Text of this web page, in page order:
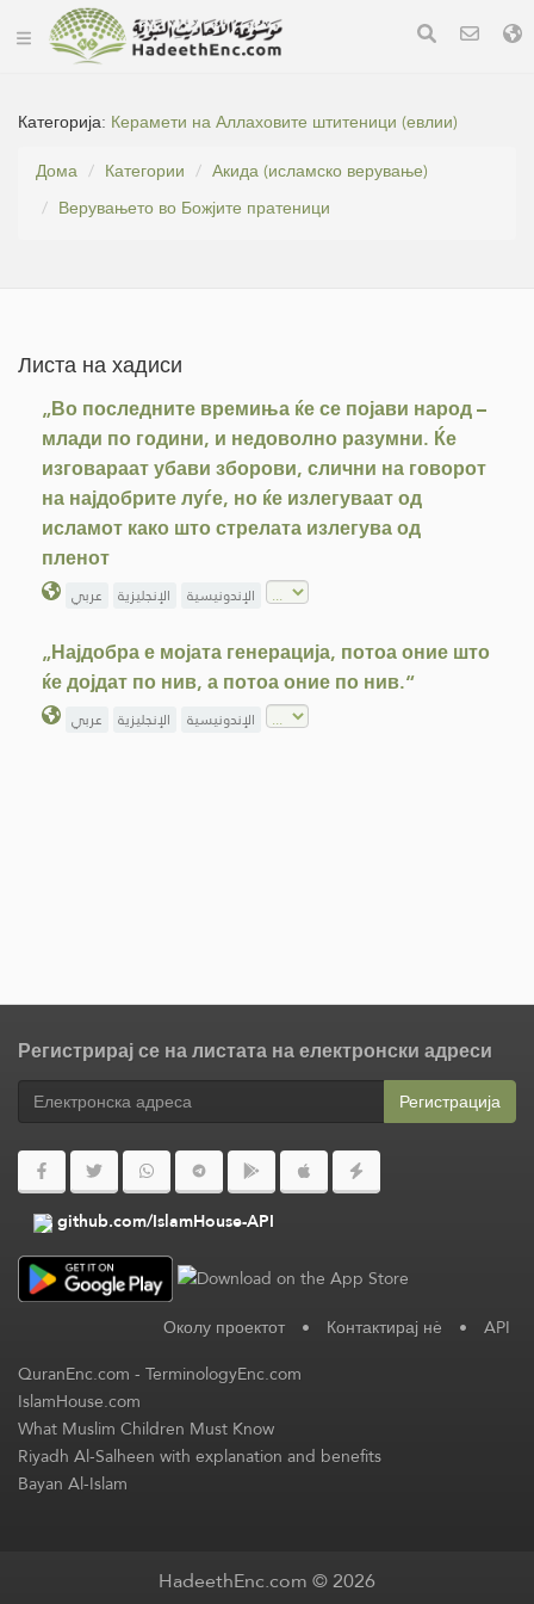
Категорија: Керамети на Аллаховите штитеници (евлии)
Дома
Категории
Акида (исламско верување)
Верувањето во Божјите пратеници
Листа на хадиси
„Во последните времиња ќе се појави народ –
млади по години, и недоволно разумни. Ќе
изговараат убави зборови, слични на говорот
на најдобрите луѓе, но ќе излегуваат од
исламот како што стрелата излегува од
пленот
عربي الإنجليزية الإندونيسية
„Најдобра е мојата генерација, потоа оние што
ќе дојдат по нив, а потоа оние по нив.“
عربي الإنجليزية الإندونيسية
Регистрирај се на листата на електронски адреси
Регистрација
github.com/IslamHouse-API
Околу проектот • Контактирај нè • API
QuranEnc.com-TerminologyEnc.com
IslamHouse.com
What Muslim Children Must Know
Riyadh Al-Salheen with explanation and benefits
Bayan Al-Islam
HadeethEnc.com © 2026